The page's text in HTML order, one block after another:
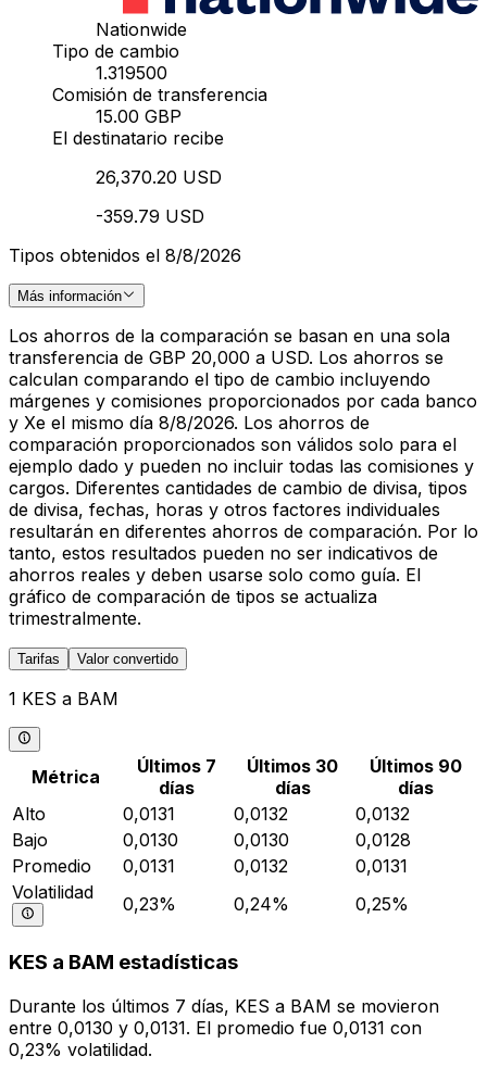
Nationwide
Tipo de cambio
1.319500
Comisión de transferencia
15.00 GBP
El destinatario recibe
26,370.20 USD
-359.79 USD
Tipos obtenidos el 8/8/2026
Más información
Los ahorros de la comparación se basan en una sola
transferencia de GBP 20,000 a USD. Los ahorros se
calculan comparando el tipo de cambio incluyendo
márgenes y comisiones proporcionados por cada banco
y Xe el mismo día 8/8/2026. Los ahorros de
comparación proporcionados son válidos solo para el
ejemplo dado y pueden no incluir todas las comisiones y
cargos. Diferentes cantidades de cambio de divisa, tipos
de divisa, fechas, horas y otros factores individuales
resultarán en diferentes ahorros de comparación. Por lo
tanto, estos resultados pueden no ser indicativos de
ahorros reales y deben usarse solo como guía. El
gráfico de comparación de tipos se actualiza
trimestralmente.
Tarifas Valor convertido
1 KES a BAM
Métrica
Últimos 7
días
Últimos 30
días
Últimos 90
días
Alto
0,0131 0,0132
0,0132
Bajo
0,0130 0,0130
0,0128
Promedio
0,0131 0,0132
0,0131
Volatilidad
0,23% 0,24% 0,25%
KES a BAM estadísticas
Durante los últimos 7 días, KES a BAM se movieron
entre 0,0130 y 0,0131. El promedio fue 0,0131 con
0,23% volatilidad.